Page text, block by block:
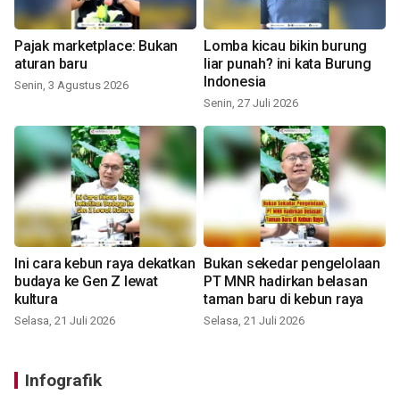
Pajak marketplace: Bukan
aturan baru
Senin, 3 Agustus 2026
Lomba kicau bikin burung
liar punah? ini kata Burung
Indonesia
Senin, 27 Juli 2026
Ini cara kebun raya dekatkan
budaya ke Gen Z lewat
kultura
Selasa, 21 Juli 2026
Bukan sekedar pengelolaan
PT MNR hadirkan belasan
taman baru di kebun raya
Selasa, 21 Juli 2026
Infografik